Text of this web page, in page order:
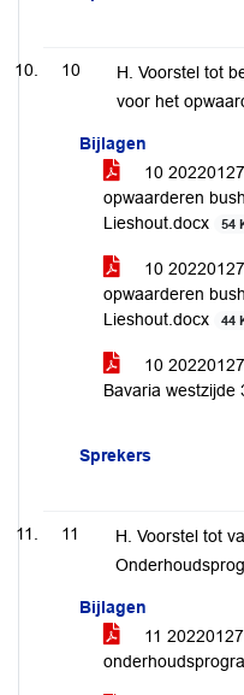
10
H. Voorstel tot
voor het
Bijlagen
10
opwaarderen
Lieshout.docx
54
10
opwaarderen
Lieshout.docx
44
10
Bavaria
Sprekers
11
H. Voorstel tot
Bijlagen
11